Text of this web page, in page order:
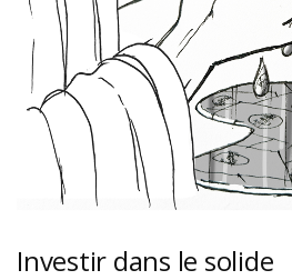
Investir dans le solide